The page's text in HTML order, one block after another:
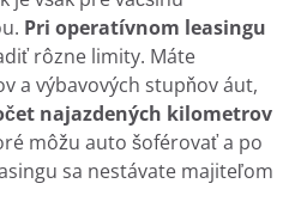
Pri operatívnom leasingu
rôzne limity. Máte
a výbavových stupňov áut,
najazdených kilometrov
môžu auto šoférovať a po
sa nestávate majiteľom